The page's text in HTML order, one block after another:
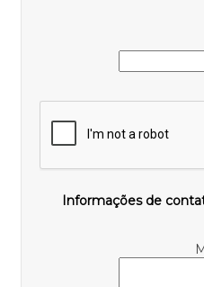
Informações de